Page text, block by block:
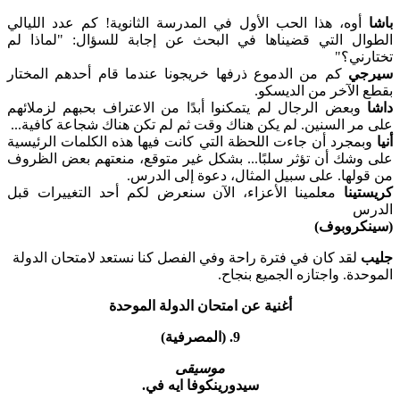
باشا أوه، هذا الحب الأول في المدرسة الثانوية! كم عدد الليالي
الطوال التي قضيناها في البحث عن إجابة للسؤال: "لماذا لم
تختارني؟"
سيرجيكم من الدموع ذرفها خريجونا عندما قام أحدهم المختار
بقطع الآخر من الديسكو.
داشا وبعض الرجال لم يتمكنوا أبدًا من الاعتراف بحبهم لزملائهم
على مر السنين. لم يكن هناك وقت ثم لم تكن هناك شجاعة كافية...
أنيا وبمجرد أن جاءت اللحظة التي كانت فيها هذه الكلمات الرئيسية
على وشك أن تؤثر سلبًا... بشكل غير متوقع، منعتهم بعض الظروف
من قولها. على سبيل المثال، دعوة إلى الدرس.
كريستينا معلمينا الأعزاء، الآن سنعرض لكم أحد التغييرات قبل
الدرس
(سينكروبوف)
جليب لقد كان في فترة راحة وفي الفصل كنا نستعد لامتحان الدولة
الموحدة. واجتازه الجميع بنجاح.
أغنية عن امتحان الدولة الموحدة
9. (المصرفية)
موسيقى
سيدورينكوفا ايه في.